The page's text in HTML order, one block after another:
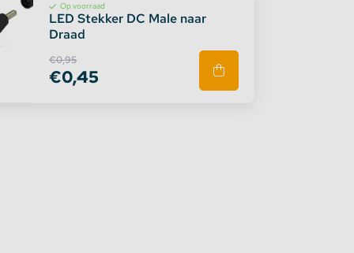
Op voorraad
LED Stekker DC Male naar
Draad
€0,95
€0,45